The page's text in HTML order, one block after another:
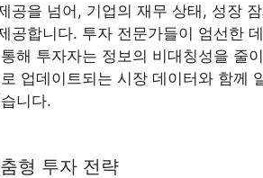
공을 넘어, 기업의 재무 상태, 성장
공합니다. 투자 전문가들이 엄선한
해 투자자는 정보의 비대칭성을 줄
업데이트되는 시장 데이터와 함께
니다.
형 투자 전략